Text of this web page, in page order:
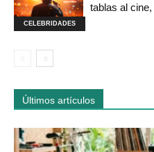
CELEBRIDADES
tablas al
Últimos artículos